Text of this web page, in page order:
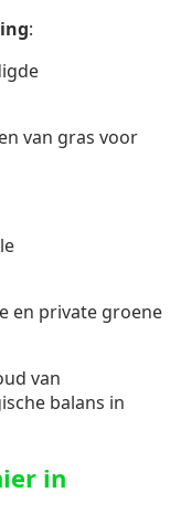
:
van gras voor
en private groene
van
balans in
in